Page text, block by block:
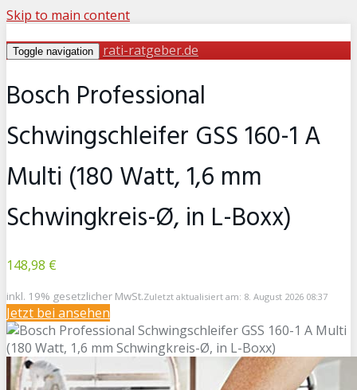
Skip to main content
Toggle navigation rati-ratgeber.de
Bosch Professional
Schwingschleifer GSS 160-1 A
Multi (180 Watt, 1,6 mm
Schwingkreis-Ø, in L-Boxx)
148,98 €
inkl. 19% gesetzlicher MwSt.Zuletzt aktualisiert am: 8. August 2026 08:37
Jetzt bei ansehen